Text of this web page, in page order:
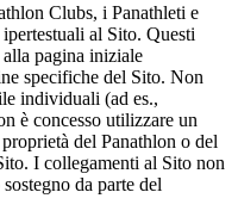
Clubs, i Panathleti e
al Sito. Questi
alla pagina iniziale
specifiche del Sito. Non
individuali (ad es.,
è concesso utilizzare un
del Panathlon o del
I collegamenti al Sito non
da parte del